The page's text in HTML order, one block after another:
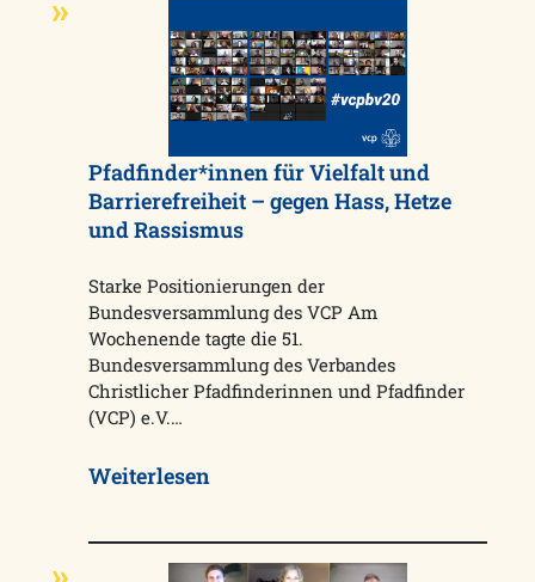
Pfadfinder*innen für Vielfalt und
Barrierefreiheit – gegen Hass, Hetze
und Rassismus
Starke Positionierungen der
Bundesversammlung des VCP Am
Wochenende tagte die 51.
Bundesversammlung des Verbandes
Christlicher Pfadfinderinnen und Pfadfinder
(VCP) e.V.…
Weiterlesen